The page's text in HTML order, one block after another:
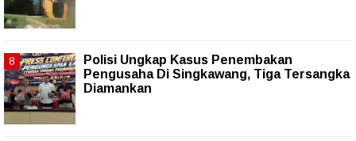
Polisi Ungkap Kasus Penembakan
Pengusaha Di Singkawang, Tiga Tersangka
Diamankan